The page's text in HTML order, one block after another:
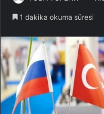
1 dakika okuma süresi